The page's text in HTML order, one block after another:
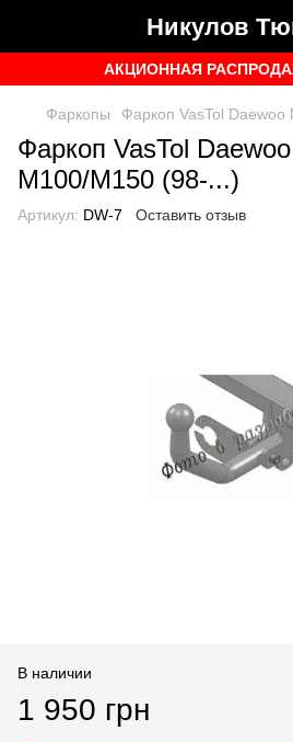
Никулов
АКЦИОННАЯ
Фаркопы Фаркоп VasTol
Фаркоп VasTol
M100/M150 (98-...)
Артикул: DW-7 Оставить отзыв
В наличии
1 950 грн